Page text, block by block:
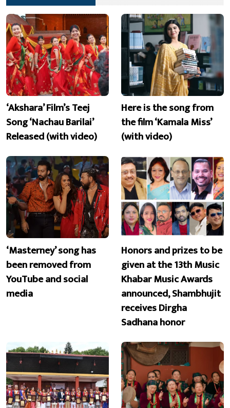
‘Akshara’ Film’s Teej
Song ‘Nachau Barilai’
Released (with video)
Here is the song from
the film ‘Kamala Miss’
(with video)
‘Masterney’ song has
been removed from
YouTube and social
media
Honors and prizes to be
given at the 13th Music
Khabar Music Awards
announced, Shambhujit
receives Dirgha
Sadhana honor